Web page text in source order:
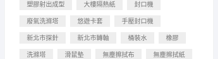
塑膠射出成型 大樓隔熱紙 封口機
廢氣洗滌塔 悠遊卡套 手壓封口機
新北市探針 新北市轉軸 桶裝水 橡膠
洗滌塔 滑鼠墊 無塵擦拭布 無塵擦拭紙